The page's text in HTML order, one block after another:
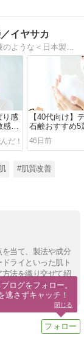
イヤサカ
り感
肌
策
【40代向け】
石鹸おすすめ5
肌を満たす高
46日前
#肌質改善
当て、製法や成分
ライといった肌ト
法を織り交ぜて紹
ントを明確に伝
します。
ログをフォロー。
逃さずキャッチ！
閉じる